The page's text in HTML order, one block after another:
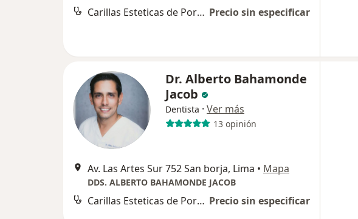
Carillas Esteticas de Porcelana Precio sin especificar
Dr. Alberto Bahamonde
Jacob
Dentista · Ver más
13 opinión
Av. Las Artes Sur 752 San borja, Lima • Mapa
DDS. ALBERTO BAHAMONDE JACOB
Carillas Esteticas de Porcelana Precio sin especificar